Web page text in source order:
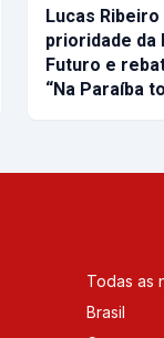
Lucas
prioridade da
Futuro e
“Na Paraíba
Todas as
Brasil